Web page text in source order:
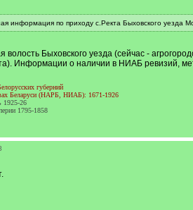
информация по приходу с.Ректа Быховского уезда
волость Быховского уезда (сейчас -
Информации о наличии в НИАБ ревизий,
губерний
Беларуси (НАРБ, НИАБ): 1671-1926
1925-26
1795-1858